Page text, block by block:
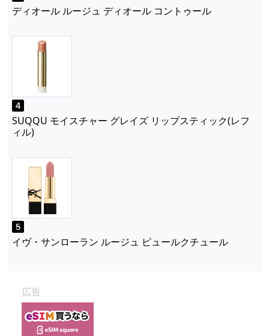
ディオール ルージュ ディオール コントゥール
SUQQU モイスチャー グレイズ リップスティック(レフ
ィル)
イヴ・サンローラン ルージュ ピュールクチュール
広告